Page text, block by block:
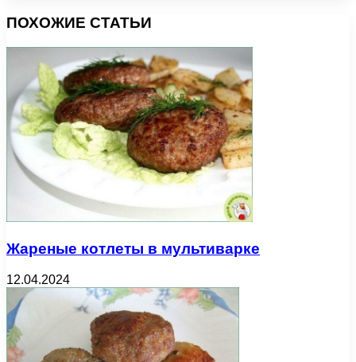
ПОХОЖИЕ СТАТЬИ
Жареные котлеты в мультиварке
12.04.2024